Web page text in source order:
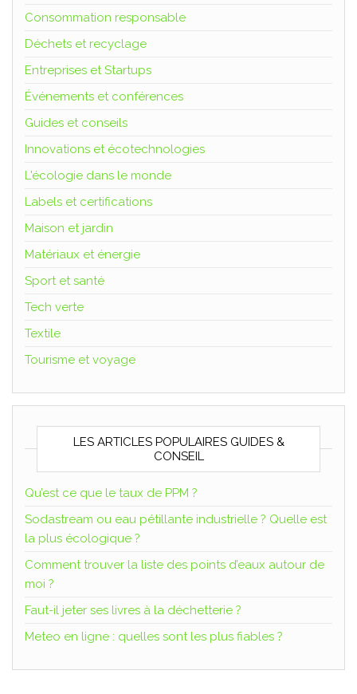
Consommation responsable
Déchets et recyclage
Entreprises et Startups
Événements et conférences
Guides et conseils
Innovations et écotechnologies
L'écologie dans le monde
Labels et certifications
Maison et jardin
Matériaux et énergie
Sport et santé
Tech verte
Textile
Tourisme et voyage
LES ARTICLES POPULAIRES GUIDES &
CONSEIL
Qu’est ce que le taux de PPM ?
Sodastream ou eau pétillante industrielle ? Quelle est
la plus écologique ?
Comment trouver la liste des points d’eaux autour de
moi ?
Faut-il jeter ses livres à la déchetterie ?
Meteo en ligne : quelles sont les plus fiables ?